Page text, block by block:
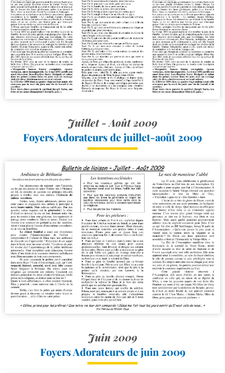
Juillet - Août 2009
Foyers Adorateurs de juillet-​août 2009
Juin 2009
Foyers Adorateurs de juin 2009